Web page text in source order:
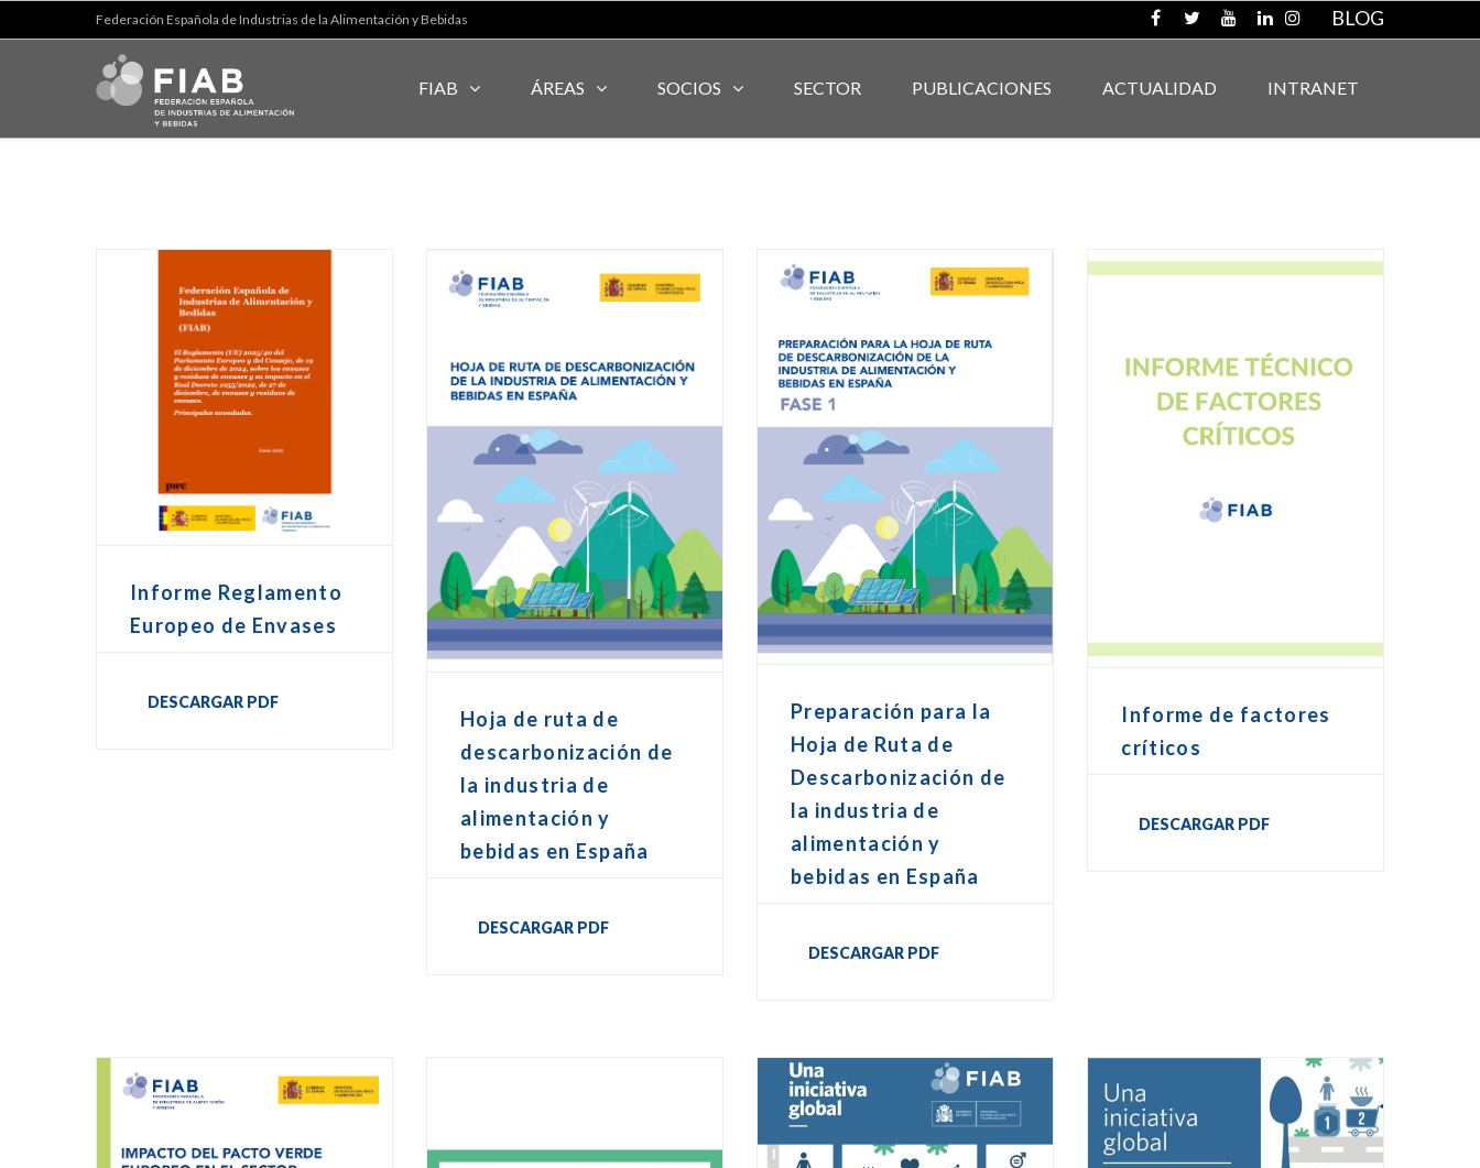
Federación Española de Industrias de la Alimentación y Bebidas BLOG
FIAB ÁREAS SOCIOS SECTOR PUBLICACIONES ACTUALIDAD INTRANET
Informe Reglamento
Europeo de Envases
DESCARGAR PDF
Hoja de ruta de
descarbonización de
la industria de
alimentación y
bebidas en España
DESCARGAR PDF
Preparación para la
Hoja de Ruta de
Descarbonización de
la industria de
alimentación y
bebidas en España
DESCARGAR PDF
Informe de factores
críticos
DESCARGAR PDF